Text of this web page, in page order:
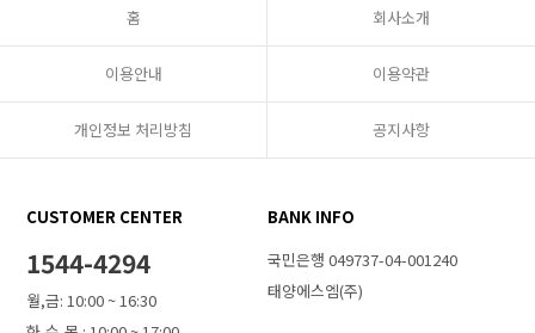
홈 회사소개
이용안내 이용약관
개인정보 처리방침 공지사항
CUSTOMER CENTER
1544-4294
월,금: 10:00 ~ 16:30
BANK INFO
국민은행 049737-04-001240
태양에스엠(주)